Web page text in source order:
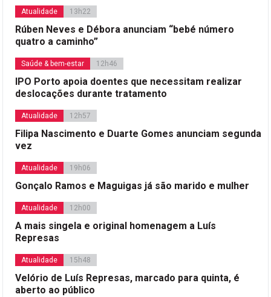
Atualidade 13h22
Rúben Neves e Débora anunciam “bebé número
quatro a caminho”
Saúde & bem-estar 12h46
IPO Porto apoia doentes que necessitam realizar
deslocações durante tratamento
Atualidade 12h57
Filipa Nascimento e Duarte Gomes anunciam segunda
vez
Atualidade 19h06
Gonçalo Ramos e Maguigas já são marido e mulher
Atualidade 12h00
A mais singela e original homenagem a Luís
Represas
Atualidade 15h48
Velório de Luís Represas, marcado para quinta, é
aberto ao público